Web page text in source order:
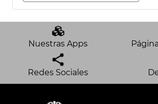
Nuestras Apps
Redes Sociales